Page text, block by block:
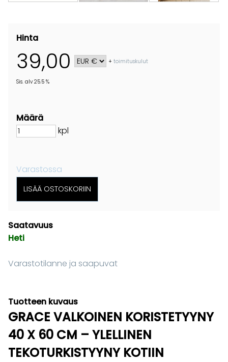
Hinta
39,00 +toimituskulut
Sis. alv 25.5 %
Määrä
kpl
Varastossa
Saatavuus
Heti
Varastotilanne ja saapuvat
Tuotteen kuvaus
GRACE VALKOINEN KORISTETYYNY
40 X 60 CM – YLELLINEN
TEKOTURKISTYYNY KOTIIN